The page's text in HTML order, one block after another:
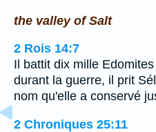
the valley of Salt
2 Rois 14:7
Il battit dix mille
durant la guerre, il prit
nom qu'elle a conservé
2 Chroniques 25:11